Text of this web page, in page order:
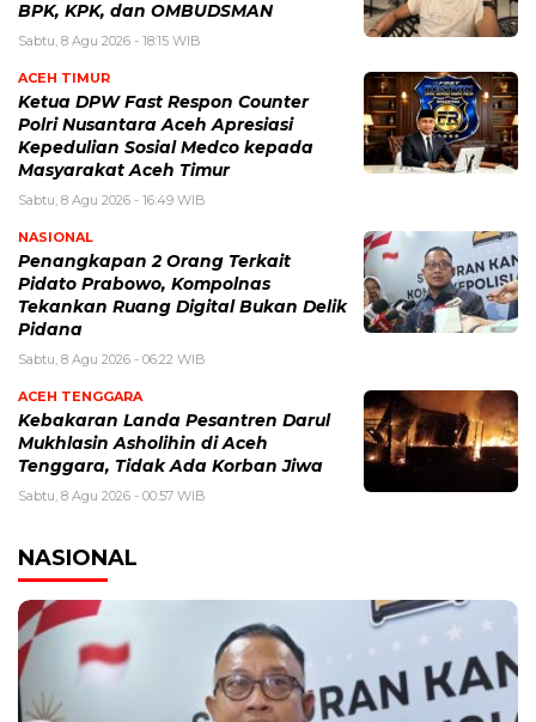
BPK, KPK, dan OMBUDSMAN
Sabtu, 8 Agu 2026 - 18:15 WIB
ACEH TIMUR
Ketua DPW Fast Respon Counter
Polri Nusantara Aceh Apresiasi
Kepedulian Sosial Medco kepada
Masyarakat Aceh Timur
Sabtu, 8 Agu 2026 - 16:49 WIB
NASIONAL
Penangkapan 2 Orang Terkait
Pidato Prabowo, Kompolnas
Tekankan Ruang Digital Bukan Delik
Pidana
Sabtu, 8 Agu 2026 - 06:22 WIB
ACEH TENGGARA
Kebakaran Landa Pesantren Darul
Mukhlasin Asholihin di Aceh
Tenggara, Tidak Ada Korban Jiwa
Sabtu, 8 Agu 2026 - 00:57 WIB
NASIONAL